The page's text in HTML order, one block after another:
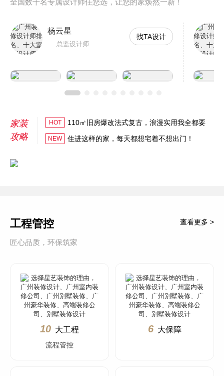
全国数千名专属设计师任您选，让您的家焕然一新！
杨云星
总监设计师
找TA设计
家装
攻略
HOT 110㎡旧房爆改法式复古，浪漫实用我全都要
NEW 住进这样的家，每天都想宅着不想出门！
工程管控
匠心品质，环保筑家
查看更多 >
10 大工程
流程管控
6 大保障